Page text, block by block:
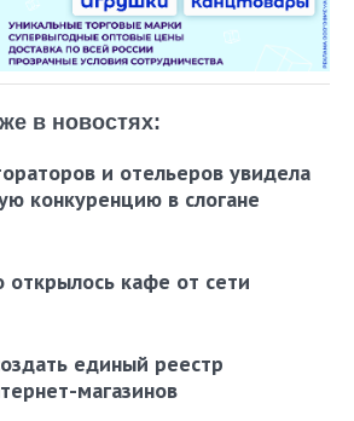
в новостях:
и отельеров увидела
конкуренцию в слогане
открылось кафе от сети
единый реестр
магазинов